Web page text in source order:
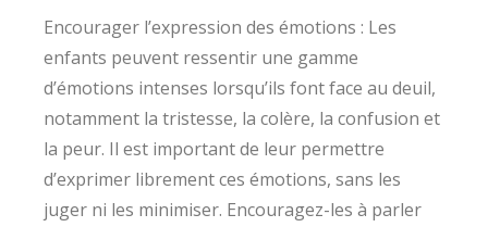
Encourager l’expression des émotions : Les
enfants peuvent ressentir une gamme
d’émotions intenses lorsqu’ils font face au deuil,
notamment la tristesse, la colère, la confusion et
la peur. Il est important de leur permettre
d’exprimer librement ces émotions, sans les
juger ni les minimiser. Encouragez-les à parler